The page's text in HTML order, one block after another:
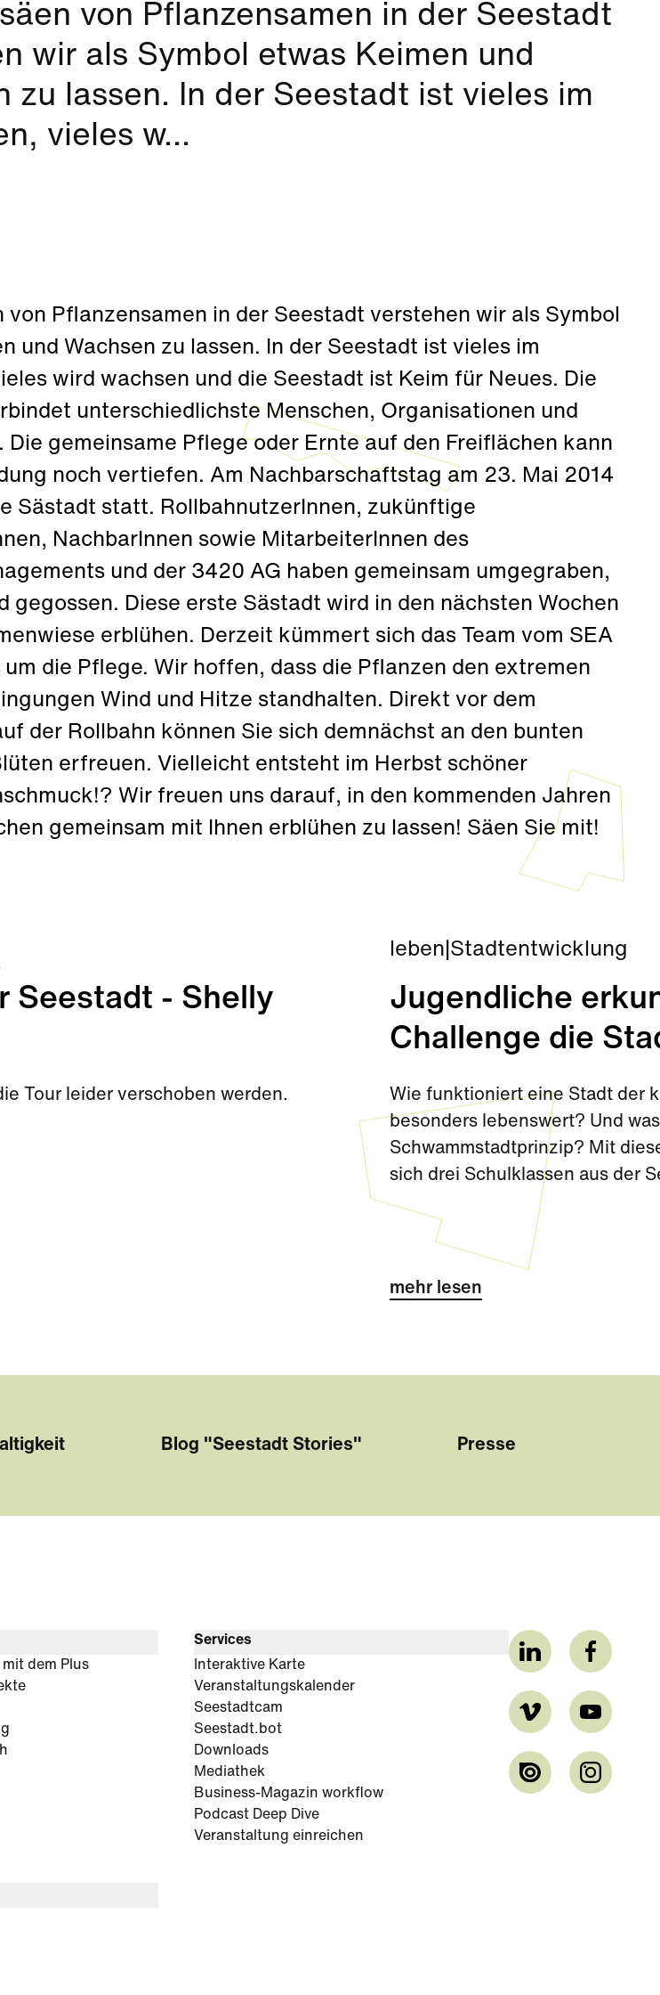
von Pflanzensamen in der Seestadt
wir als Symbol etwas Keimen und
zu lassen. In der Seestadt ist vieles im
vieles w...
von Pflanzensamen in der Seestadt verstehen wir als Symbol
und Wachsen zu lassen. In der Seestadt ist vieles im
wird wachsen und die Seestadt ist Keim für Neues. Die
unterschiedlichste Menschen, Organisationen und
Die gemeinsame Pflege oder Ernte auf den Freiflächen kann
noch vertiefen. Am Nachbarschaftstag am 23. Mai 2014
Sästadt statt. RollbahnutzerInnen, zukünftige
NachbarInnen sowie MitarbeiterInnen des
und der 3420 AG haben gemeinsam umgegraben,
gegossen. Diese erste Sästadt wird in den nächsten Wochen
erblühen. Derzeit kümmert sich das Team vom SEA
die Pflege. Wir hoffen, dass die Pflanzen den extremen
Wind und Hitze standhalten. Direkt vor dem
der Rollbahn können Sie sich demnächst an den bunten
erfreuen. Vielleicht entsteht im Herbst schöner
Wir freuen uns darauf, in den kommenden Jahren
gemeinsam mit Ihnen erblühen zu lassen! Säen Sie mit!
Seestadt - Shelly
Tour leider verschoben werden.
leben Stadtentwicklung
Jugendliche
Challenge die
Wie funktioniert eine Stadt der
besonders lebenswert? Und
Schwammstadtprinzip? Mit
sich drei Schulklassen aus der
Challenge kurz vor den
mehr lesen
Blog "Seestadt Stories" Presse
dem Plus
Services
Interaktive Karte
Veranstaltungskalender
Seestadtcam
Seestadt.bot
Downloads
Mediathek
Business-Magazin workflow
Podcast Deep Dive
Veranstaltung einreichen